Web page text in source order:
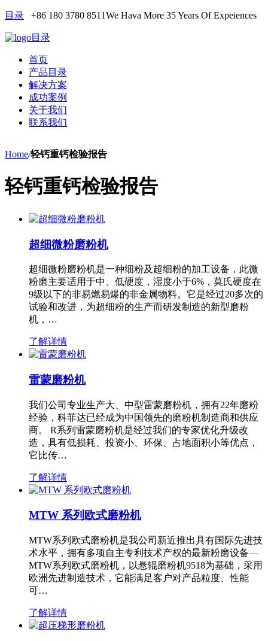
目录 +86 180 3780 8511We Hava More 35 Years Of Expeiences
目录
首页
产品目录
解决方案
成功案例
关于我们
联系我们
Home/轻钙重钙检验报告
轻钙重钙检验报告
超细微粉磨粉机
超细微粉磨粉机是一种细粉及超细粉的加工设备，此微
粉磨主要适用于中、低硬度，湿度小于6%，莫氏硬度在
9级以下的非易燃易爆的非金属物料。它是经过20多次的
试验和改进，为超细粉的生产而研发制造的新型磨粉
机，…
了解详情
雷蒙磨粉机
我们公司专业生产大、中型雷蒙磨粉机，拥有22年磨粉
经验，科菲达已经成为中国领先的磨粉机制造商和供应
商。 R系列雷蒙磨粉机是经过我们的专家优化升级改
造，具有低损耗、投资小、环保、占地面积小等优点，
它比传…
了解详情
MTW 系列欧式磨粉机
MTW系列欧式磨粉机是我公司新近推出具有国际先进技
术水平，拥有多项自主专利技术产权的最新粉磨设备—
MTW系列欧式磨粉机，以悬辊磨粉机9518为基础，采用
欧洲先进制造技术，它能满足客户对产品粒度、性能
可…
了解详情